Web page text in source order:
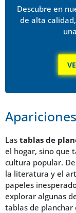
Descubre en
de alta
Las tablas de
el hogar, sino que
cultura popular.
la literatura y el
papeles
explorar algunas
tablas de planchar